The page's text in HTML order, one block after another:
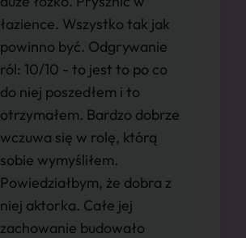
łazience. Wszystko tak jak
powinno być. Odgrywanie
ról: 10/10 - to jest to po co
do niej poszedłem i to
otrzymałem. Bardzo dobrze
wczuwa się w rolę, którą
sobie wymyśliłem.
Powiedziałbym, że dobra z
niej aktorka. Całe jej
zachowanie budowało